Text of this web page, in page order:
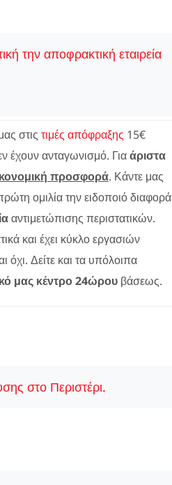
την αποφρακτική εταιρεία
στις τιμές απόφραξης 15€
έχουν ανταγωνισμό. Γιαάριστα
προσφορά. Κάντε μας
ομιλία την ειδοποιό διαφορά
αντιμετώπισης περιστατικών.
και έχει κύκλο εργασιών
όχι. Δείτε και τα υπόλοιπα
μας κέντρο 24ώρου βάσεως.
στο Περιστέρι.